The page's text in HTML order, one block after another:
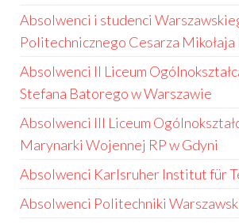
Absolwenci i studenci
Politechnicznego Cesarza Mikołaja
Absolwenci II Liceum
Stefana Batorego w Warszawie
Absolwenci III Liceum
Marynarki Wojennej RP w Gdyni
Absolwenci Karlsruher Institut für
Absolwenci Politechniki